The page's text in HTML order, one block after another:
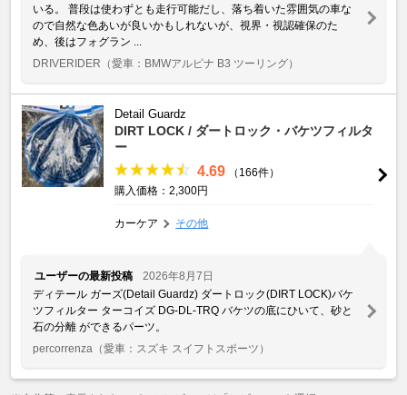
いる。 普段は使わずとも走行可能だし、落ち着いた雰囲気の車な
ので自然な色あいが良いかもしれないが、視界・視認確保のた
め、後はフォグラン ...
DRIVERIDER （愛車：BMWアルピナ B3 ツーリング）
Detail Guardz
DIRT LOCK / ダートロック・バケツフィルタ
ー
4.69
（166件）
購入価格：2,300円
カーケア その他
ユーザーの最新投稿
2026年8月7日
ディテール ガーズ(Detail Guardz) ダートロック(DIRT LOCK)バケ
ツフィルター ターコイズ DG-DL-TRQ バケツの底にひいて、砂と
石の分離 ができるパーツ。
percorrenza （愛車：スズキ スイフトスポーツ）